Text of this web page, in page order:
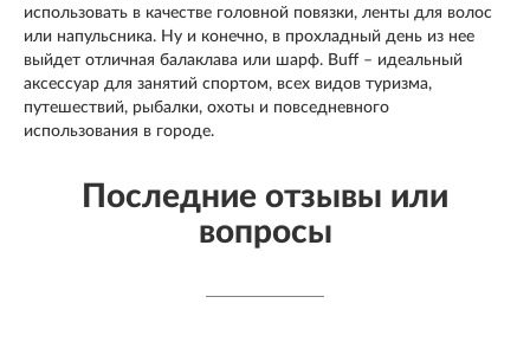
использовать в качестве головной повязки, ленты для волос
или напульсника. Ну и конечно, в прохладный день из нее
выйдет отличная балаклава или шарф. Buff – идеальный
аксессуар для занятий спортом, всех видов туризма,
путешествий, рыбалки, охоты и повседневного
использования в городе.
Последние отзывы или
вопросы